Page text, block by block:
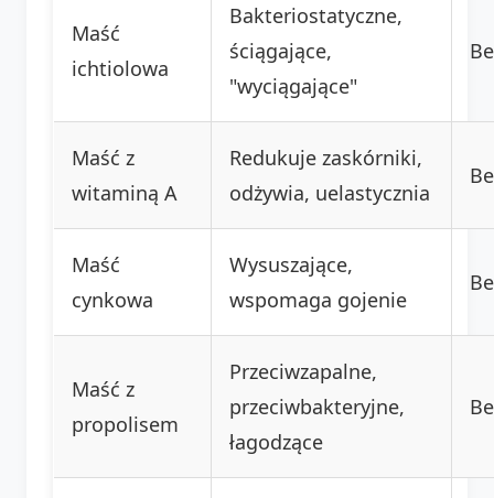
Maść
ichtiolowa
Bakteriostatyczne,
ściągające,
"wyciągające"
Maść z
witaminą A
Redukuje zaskórniki,
odżywia, uelastycznia
Maść
cynkowa
Wysuszające,
wspomaga gojenie
Maść z
propolisem
Przeciwzapalne,
przeciwbakteryjne,
łagodzące